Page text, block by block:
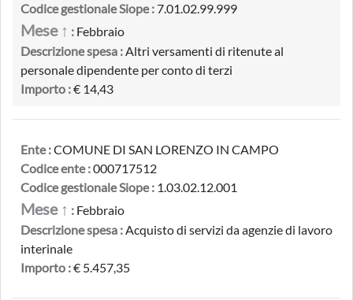
Codice gestionale Siope :7.01.02.99.999
Mese ↑ : Febbraio
Descrizione spesa :Altri versamenti di ritenute al
personale dipendente per conto di terzi
Importo :€ 14,43
Ente :COMUNE DI SAN LORENZO IN CAMPO
Codice ente :000717512
Codice gestionale Siope : 1.03.02.12.001
Mese ↑ : Febbraio
Descrizione spesa :Acquisto di servizi da agenzie di lavoro
interinale
Importo :€ 5.457,35